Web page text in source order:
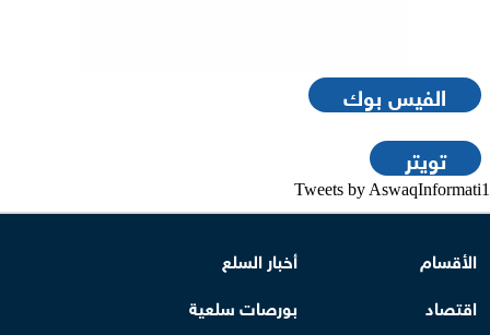
الفيس بوك
تويتر
Tweets by AswaqInformati1
الأقسام
أخبار السلع
اقتصاد
بورصات سلعية